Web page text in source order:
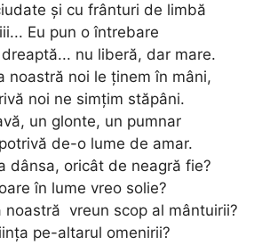
şi cu frânturi de limbă
Eu pun o întrebare
nu liberă, dar mare.
noastră noi le ţinem în mâni,
noi ne simţim stăpâni.
un glonte, un pumnar
de-o lume de amar.
dânsa, oricât de neagră fie?
în lume vreo solie?
noastră ­ vreun scop al mântuirii?
pe-altarul omenirii?